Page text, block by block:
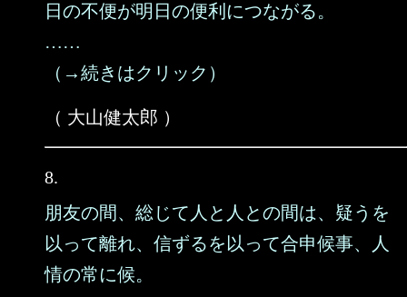
日の不便が明日の便利につながる。
……
（→続きはクリック）
（ 大山健太郎 ）
8.
朋友の間、総じて人と人との間は、疑うを
以って離れ、信ずるを以って合申候事、人
情の常に候。